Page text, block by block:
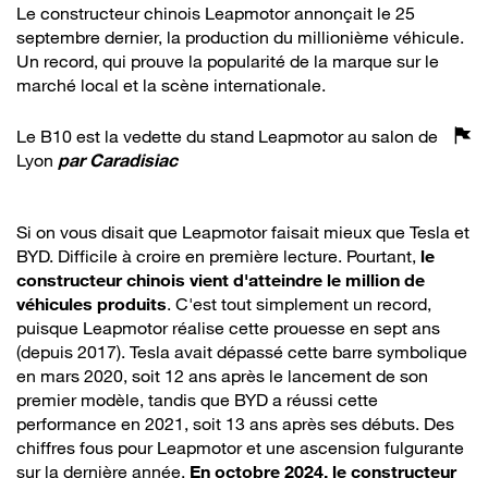
Le constructeur chinois Leapmotor annonçait le 25
septembre dernier, la production du millionième véhicule.
Un record, qui prouve la popularité de la marque sur le
marché local et la scène internationale.
Le B10 est la vedette du stand Leapmotor au salon de
Lyon parCaradisiac
Si on vous disait que Leapmotor faisait mieux que Tesla et
BYD. Difficile à croire en première lecture. Pourtant, le
constructeur chinois vient d'atteindre le million de
véhicules produits. C'est tout simplement un record,
puisque Leapmotor réalise cette prouesse en sept ans
(depuis 2017). Tesla avait dépassé cette barre symbolique
en mars 2020, soit 12 ans après le lancement de son
premier modèle, tandis que BYD a réussi cette
performance en 2021, soit 13 ans après ses débuts. Des
chiffres fous pour Leapmotor et une ascension fulgurante
sur la dernière année. En octobre 2024, le constructeur